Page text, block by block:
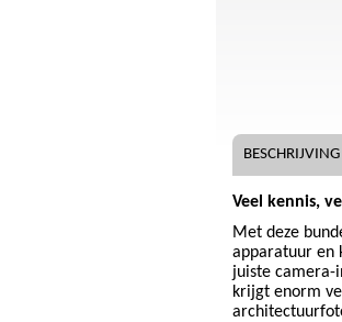
BESCHRIJVING
Veel kennis,
Met deze
apparatuur en
juiste camera-
krijgt enorm